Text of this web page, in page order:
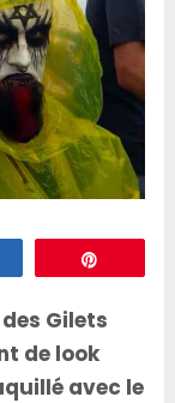
Gilets
de look
avec le